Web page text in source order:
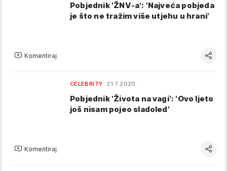
Pobjednik 'ŽNV-a': 'Najveća pobjeda
je što ne tražim više utjehu u hrani'
Komentiraj
CELEBRITY 21.7.2020.
Pobjednik 'Života na vagi': 'Ovo ljeto
još nisam pojeo sladoled'
Komentiraj